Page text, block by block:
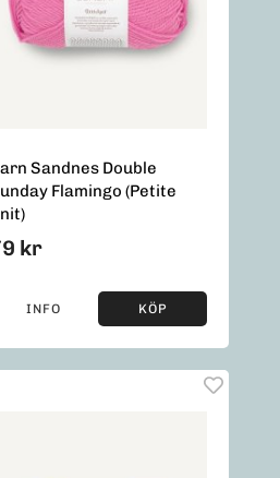
Sandnes Double
Flamingo (Petite
kr
INFO KÖP